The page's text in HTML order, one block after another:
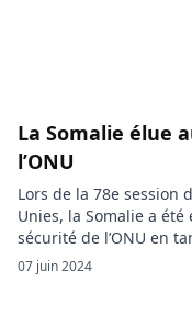
La Somalie élue
l’ONU
Lors de la 78e session
Unies, la Somalie a
sécurité de l’ONU en
179 voix, elle rejoint le
07 juin 2024